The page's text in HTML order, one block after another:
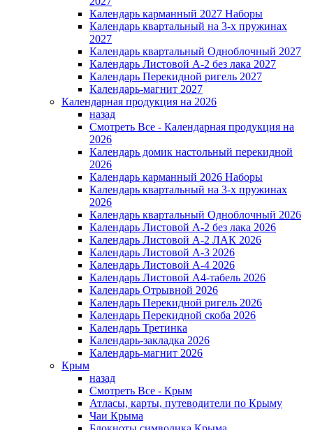
Календарь карманный 2027 Наборы
Календарь квартальный на 3-х пружинах
2027
Календарь квартальный Одноблочный 2027
Календарь Листовой А-2 без лака 2027
Календарь Перекидной ригель 2027
Календарь-магнит 2027
Календарная продукция на 2026
назад
Смотреть Все - Календарная продукция на
2026
Календарь домик настольный перекидной
2026
Календарь карманный 2026 Наборы
Календарь квартальный на 3-х пружинах
2026
Календарь квартальный Одноблочный 2026
Календарь Листовой А-2 без лака 2026
Календарь Листовой А-2 ЛАК 2026
Календарь Листовой А-3 2026
Календарь Листовой А-4 2026
Календарь Листовой А4-табель 2026
Календарь Отрывной 2026
Календарь Перекидной ригель 2026
Календарь Перекидной скоба 2026
Календарь Третинка
Календарь-закладка 2026
Календарь-магнит 2026
Крым
назад
Смотреть Все - Крым
Атласы, карты, путеводители по Крыму
Чаи Крыма